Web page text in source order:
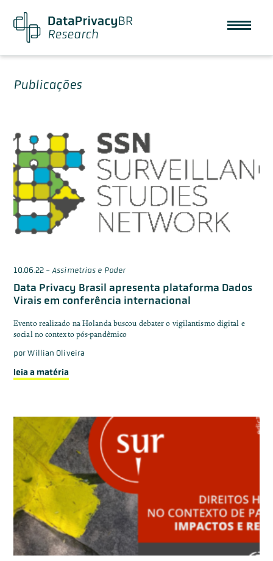
Publicações
10.06.22- Assimetrias e Poder
Data Privacy Brasil apresenta plataforma Dados
Virais em conferência internacional
Evento realizado na Holanda buscou debater o vigilantismo digital e
social no contexto pós-pandêmico
porWillian Oliveira
leia a matéria